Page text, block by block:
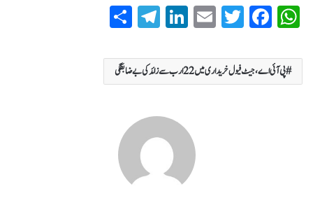
W
ts
A
Fa
bo
ok
T
tte
r
E
ail
Li
ed
In
T
eg
ra
re پی آئی اے،جیٹ فیول خریداری میں 22 ارب سے زائد کی بے ضابطگی